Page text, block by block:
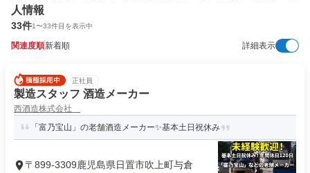
人情報
33件1〜33件目を表示中
関連度順新着順 詳細表示
正社員
製造スタッフ 酒造メーカー
西酒造株式会社
「富乃宝山」の老舗酒造メーカー✨基本土日祝休み
〒899-3309鹿児島県日置市吹上町与倉